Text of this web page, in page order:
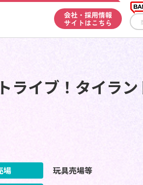
会社・採用情報
サイトはこちら
ライブ！タイラン
場
玩具売場等